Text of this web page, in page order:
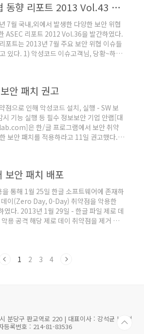
들은 악의적인 쉘코드를 실행하기 전 공통
역의 속성을 변경하기 위해 VirutalProtect
드상의 오류라고 판단하는 부분은
..
ASEC 보안 위협 동향 리포트 2013 Vol.43 발간
7월 국내,외에서 발생한 다양한 보안 위협
ASEC 리포트 2012 Vol.36을 발간하였다.
포트는 2013년 7월 주요 보안 위협 이슈들
있다. 1) 악성코드 이슈고객님, 당황~하셨
의날씨 배너에 숨겨진 악성코드회사 도메
문서 파일을 노린 악성코드NTFS 파일 시
드일본 자동차 업체의 해외 사이트 악성코
코드 이슈PC 정보 탈취하는 안드로이드 앱안
약점중국산 L..
안 패치 권고
점으로 인해 악성코드 설치, 실행 - SW 보
시 기능 실행 등 필수 정보보안 기업 안랩[대
은 한/글 프로그램에서 보안 취약
보안 패치를 적용하라고 11일 권고했다.
랩은 취약점을 발견한 7월 5일 한글과컴
지했다. 한컴 오피스 2007, 한/글 2007,
한/글 2002 SE 사용자는 해당 패치를 반
다. 이번 악성코드는 ‘동북아 평화 협력 구
보안 패치 배포
통해 1월 25일 한글 소프트웨어에 존재하
데이(Zero Day, 0-Day) 취약점을 악용한
였다. 2013년 1월 29일 - 한글 파일 제로 데
용 공격 해당 제로 데이 취약점을 제거 할
향을 받는 한글 소프트웨어 버전은 다음과
한글 2005 한글 2007 한글 2010 SE 해당
1 2 3 4
분당구 판교역로 220 | 대표이사 : 강석균 | 사업
등록번호 : 214-81-83536